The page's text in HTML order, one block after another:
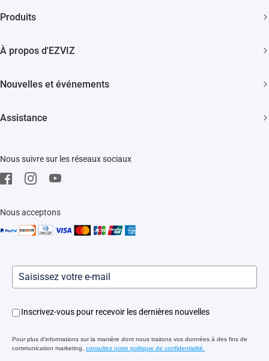
Garantie de Remboursement de 30 Jours
Produits
À propos d'EZVIZ
Trust Center
EZVIZ CSR
Mentions Légale
Nouvelles et événements
Assistance
Télécharger
SAV
Nous suivre sur les réseaux sociaux
Nous acceptons
Inscrivez-vous pour recevoir les dernières nouvelles
Pour plus d'informations sur la manière dont nous traitons vos données à des fins de
communication marketing, consultez notre politique de confidentialité.